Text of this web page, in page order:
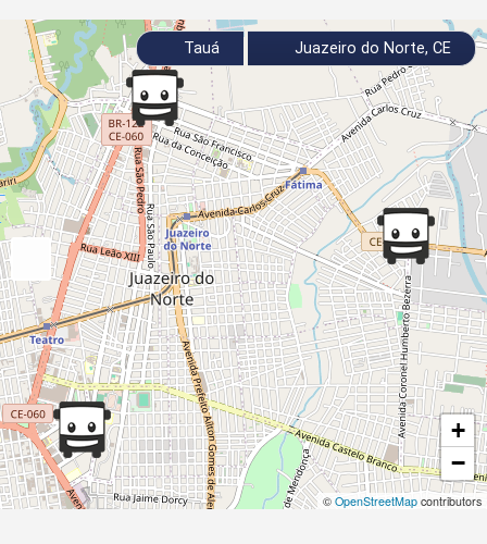
+
−
© OpenStreetMap contributors
Tauá Juazeiro do Norte, CE